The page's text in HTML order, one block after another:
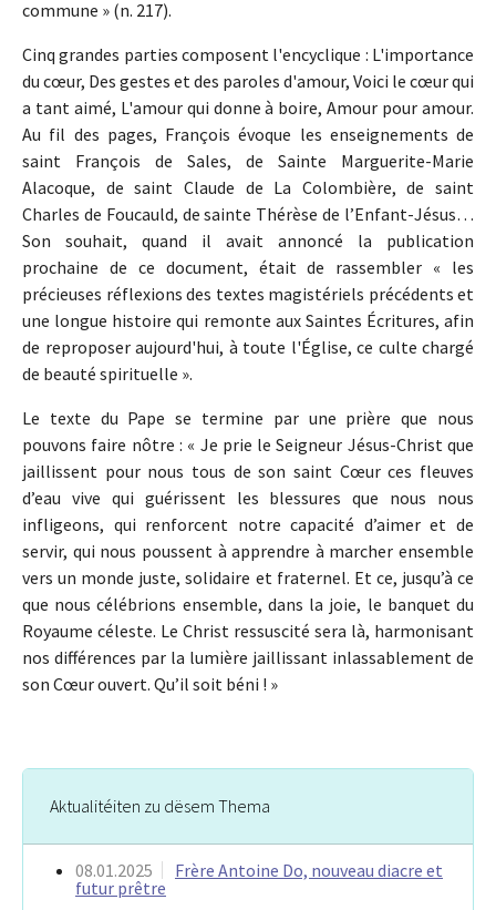
commune » (n. 217).
Cinq grandes parties composent l'encyclique : L'importance
du cœur, Des gestes et des paroles d'amour, Voici le cœur qui
a tant aimé, L'amour qui donne à boire, Amour pour amour.
Au fil des pages, François évoque les enseignements de
saint François de Sales, de Sainte Marguerite-Marie
Alacoque, de saint Claude de La Colombière, de saint
Charles de Foucauld, de sainte Thérèse de l’Enfant-Jésus…
Son souhait, quand il avait annoncé la publication
prochaine de ce document, était de rassembler « les
précieuses réflexions des textes magistériels précédents et
une longue histoire qui remonte aux Saintes Écritures, afin
de reproposer aujourd'hui, à toute l'Église, ce culte chargé
de beauté spirituelle ».
Le texte du Pape se termine par une prière que nous
pouvons faire nôtre : « Je prie le Seigneur Jésus-Christ que
jaillissent pour nous tous de son saint Cœur ces fleuves
d’eau vive qui guérissent les blessures que nous nous
infligeons, qui renforcent notre capacité d’aimer et de
servir, qui nous poussent à apprendre à marcher ensemble
vers un monde juste, solidaire et fraternel. Et ce, jusqu’à ce
que nous célébrions ensemble, dans la joie, le banquet du
Royaume céleste. Le Christ ressuscité sera là, harmonisant
nos différences par la lumière jaillissant inlassablement de
son Cœur ouvert. Qu’il soit béni ! »
Aktualitéiten zu dësem Thema
08.01.2025
Frère Antoine Do, nouveau diacre et
futur prêtre